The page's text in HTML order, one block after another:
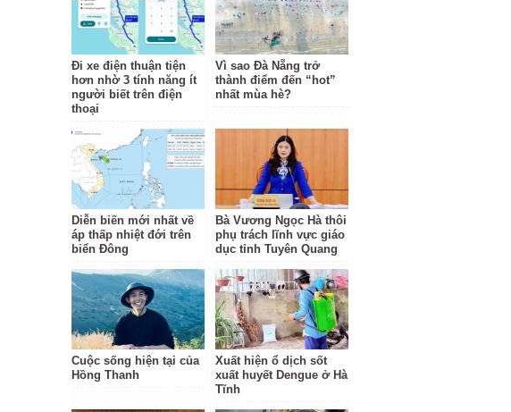
Đi xe điện thuận tiện
hơn nhờ 3 tính năng ít
người biết trên điện
thoại
Vì sao Đà Nẵng trở
thành điểm đến “hot”
nhất mùa hè?
Diễn biến mới nhất về
áp thấp nhiệt đới trên
biển Đông
Bà Vương Ngọc Hà thôi
phụ trách lĩnh vực giáo
dục tỉnh Tuyên Quang
Cuộc sống hiện tại của
Hồng Thanh
Xuất hiện ổ dịch sốt
xuất huyết Dengue ở Hà
Tĩnh